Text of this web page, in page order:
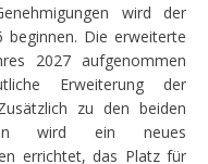
wird der
beginnen. Die erweiterte
2027 aufgenommen
Erweiterung der
zu den beiden
wird ein neues
errichtet, das Platz für